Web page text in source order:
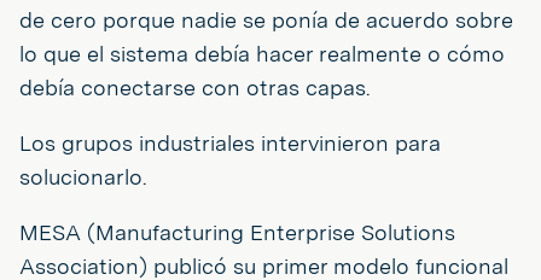
de cero porque nadie se ponía de acuerdo sobre
lo que el sistema debía hacer realmente o cómo
debía conectarse con otras capas.
Los grupos industriales intervinieron para
solucionarlo.
MESA (Manufacturing Enterprise Solutions
Association) publicó su primer modelo funcional